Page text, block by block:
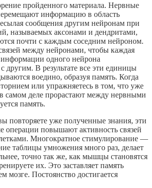
пройденного материала. Нервные
информацию в область
сообщения другим нейронам при
называемых аксонами и дендритами,
почти с каждым соседним нейроном.
между нейронами, чтобы каждая
одного нейрона
другим. В результате все эти единицы
воедино, образуя память. Когда
или упражняетесь в том, что уже
самом деле прорастают между нервными
память.
повторяете уже полученные знания, эти
операции повышают активность связей
Многократное стимулирование —
таблицы умножения много раз, делает
точно так же, как мышцы становятся
их. Это заставляет память
мозге. Постоянство достигается